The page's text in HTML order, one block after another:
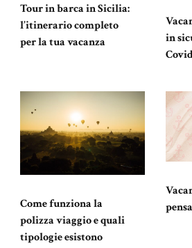
Tour in barca in Sicilia:
l’itinerario completo
per la tua vacanza
in
Come funziona la
polizza viaggio e quali
tipologie esistono